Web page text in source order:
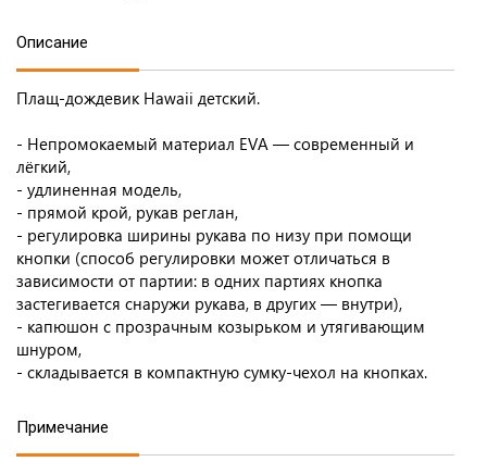
Описание
Плащ-дождевик Hawaii детский.
- Непромокаемый материал EVA — современный и
лёгкий,
- удлиненная модель,
- прямой крой, рукав реглан,
- регулировка ширины рукава по низу при помощи
кнопки (способ регулировки может отличаться в
зависимости от партии: в одних партиях кнопка
застегивается снаружи рукава, в других — внутри),
- капюшон с прозрачным козырьком и утягивающим
шнуром,
- складывается в компактную сумку-чехол на кнопках.
Примечание